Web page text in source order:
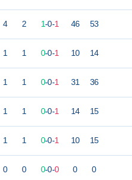
4 2 1-0-1 46 53
1 1 0-0-1 10 14
1 1 0-0-1 31 36
1 1 0-0-1 14 15
1 1 0-0-1 10 15
0 0 0-0-0 0 0